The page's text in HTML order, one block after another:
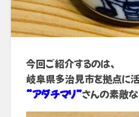
今回ご紹介するのは、
岐阜県多治見市を拠点に
“アダチマリ”さんの素敵